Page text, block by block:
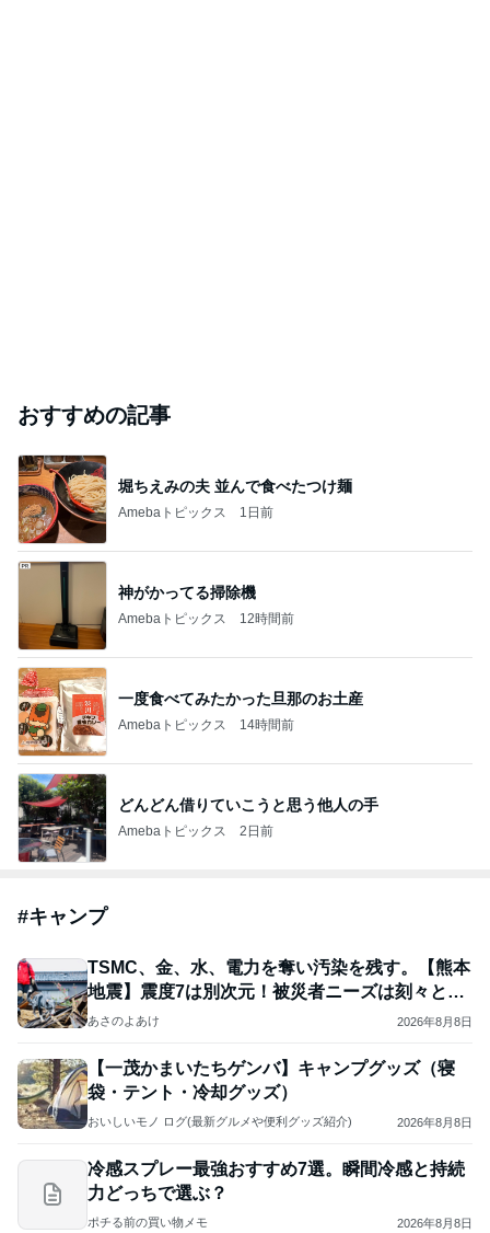
おすすめの記事
堀ちえみの夫 並んで食べたつけ麺
Amebaトピックス 1日前
神がかってる掃除機
Amebaトピックス 12時間前
一度食べてみたかった旦那のお土産
Amebaトピックス 14時間前
どんどん借りていこうと思う他人の手
Amebaトピックス 2日前
#キャンプ
TSMC、金、水、電力を奪い汚染を残す。【熊本
地震】震度7は別次元！被災者ニーズは刻々と変
わる！
あさのよあけ 2026年8月8日
【一茂かまいたちゲンバ】キャンプグッズ（寝
袋・テント・冷却グッズ）
おいしいモノ ログ(最新グルメや便利グッズ紹介) 2026年8月8日
冷感スプレー最強おすすめ7選。瞬間冷感と持続
力どっちで選ぶ？
ポチる前の買い物メモ 2026年8月8日